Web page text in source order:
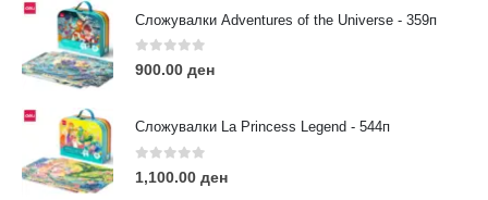
Сложувалки Adventures of the Universe - 359п
0out of 5
900.00 ден
Сложувалки La Princess Legend - 544п
0 out of 5
1,100.00 ден
contact@moehobi.mk
РАБОТНО ВРЕМЕ:
Пон - Саб / 09:00 - 21:00
ЛИНКОВИ